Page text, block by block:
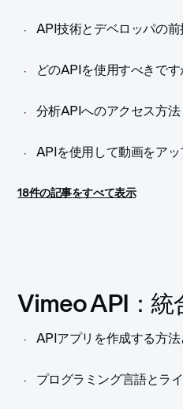
API技術とデベロッパの
どのAPIを使用すべきです
分析APIへのアクセス方法
APIを使用して動画をア
18件の記事をすべて表示
Vimeo API：
APIアプリを作成する方法
プログラミング言語とラ